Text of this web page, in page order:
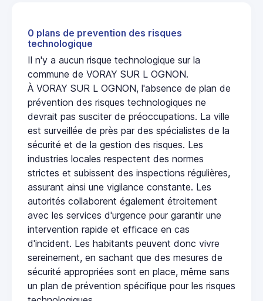
0 plans de prevention des risques
technologique
Il n'y a aucun risque technologique sur la
commune de VORAY SUR L OGNON.
À VORAY SUR L OGNON, l'absence de plan de
prévention des risques technologiques ne
devrait pas susciter de préoccupations. La ville
est surveillée de près par des spécialistes de la
sécurité et de la gestion des risques. Les
industries locales respectent des normes
strictes et subissent des inspections régulières,
assurant ainsi une vigilance constante. Les
autorités collaborent également étroitement
avec les services d'urgence pour garantir une
intervention rapide et efficace en cas
d'incident. Les habitants peuvent donc vivre
sereinement, en sachant que des mesures de
sécurité appropriées sont en place, même sans
un plan de prévention spécifique pour les risques